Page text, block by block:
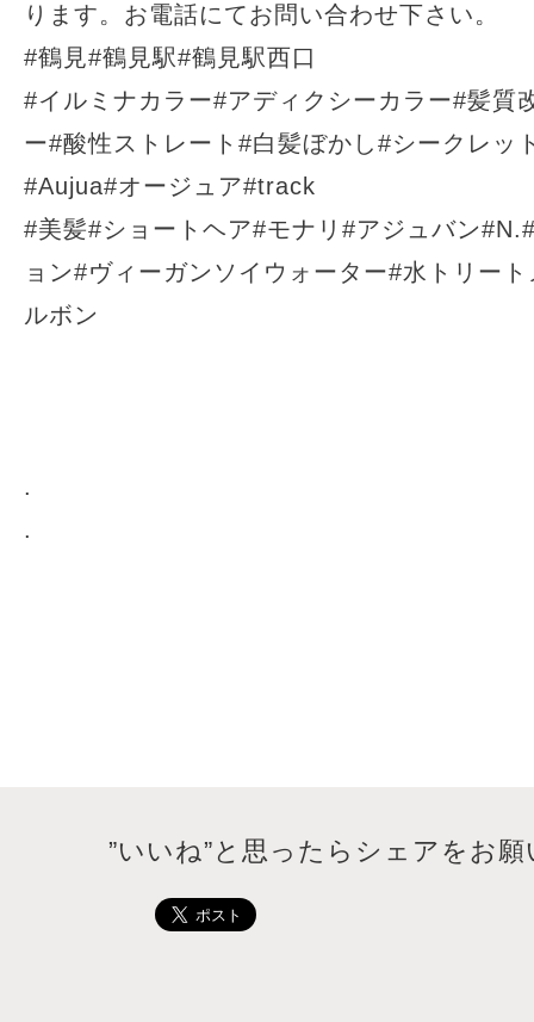
ります。お電話にてお問い合わせ下さい。
#鶴見#鶴見駅#鶴見駅西口
#イルミナカラー#アディクシーカラー#髪質
ー#酸性ストレート #白髪ぼかし#シークレッ
#Aujua#オージュア#track
#美髪#ショートヘア#モナリ #アジュバン
ョン#ヴィーガンソイウォーター#水トリー
ルボン
.
.
”いいね”と思ったらシェアをお